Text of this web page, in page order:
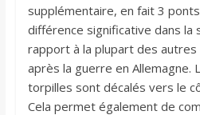
supplémentaire, en fait 3
différence significative dans la
rapport à la plupart des
après la guerre en Allemagne.
torpilles sont décalés vers le
Cela permet également de